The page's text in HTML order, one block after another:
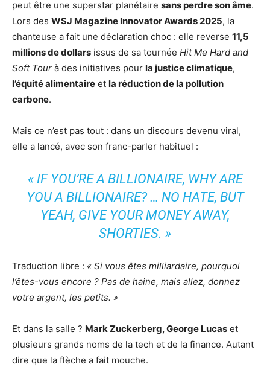
peut être une superstar planétaire sans perdre son âme.
Lors des WSJ Magazine Innovator Awards 2025, la
chanteuse a fait une déclaration choc : elle reverse 11,5
millions de dollars issus de sa tournée Hit Me Hard and
Soft Tour à des initiatives pour la justice climatique,
l’équité alimentaire et la réduction de la pollution
carbone.
Mais ce n’est pas tout : dans un discours devenu viral,
elle a lancé, avec son franc-parler habituel :
« IF YOU’RE A BILLIONAIRE, WHY ARE
YOU A BILLIONAIRE? … NO HATE, BUT
YEAH, GIVE YOUR MONEY AWAY,
SHORTIES. »
Traduction libre : « Si vous êtes milliardaire, pourquoi
l’êtes-vous encore ? Pas de haine, mais allez, donnez
votre argent, les petits. »
Et dans la salle ? Mark Zuckerberg, George Lucas et
plusieurs grands noms de la tech et de la finance. Autant
dire que la flèche a fait mouche.